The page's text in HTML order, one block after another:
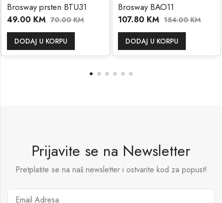
Brosway prsten BTU31
49.00KM 70.00KM
DODAJ U KORPU
Brosway BAO11
107.80KM 154.00KM
DODAJ U KORPU
Prijavite se na Newsletter
Pretplatite se na naš newsletter i ostvarite kod za popust!